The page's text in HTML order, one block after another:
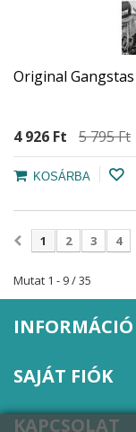
Original Gangstas
4 926 Ft‎ 5 795 Ft‎
KOSÁRBA
1 2 3 4
Mutat 1 - 9 / 35
INFORMÁCIÓ
SAJÁT FIÓK
KAPCSOLAT